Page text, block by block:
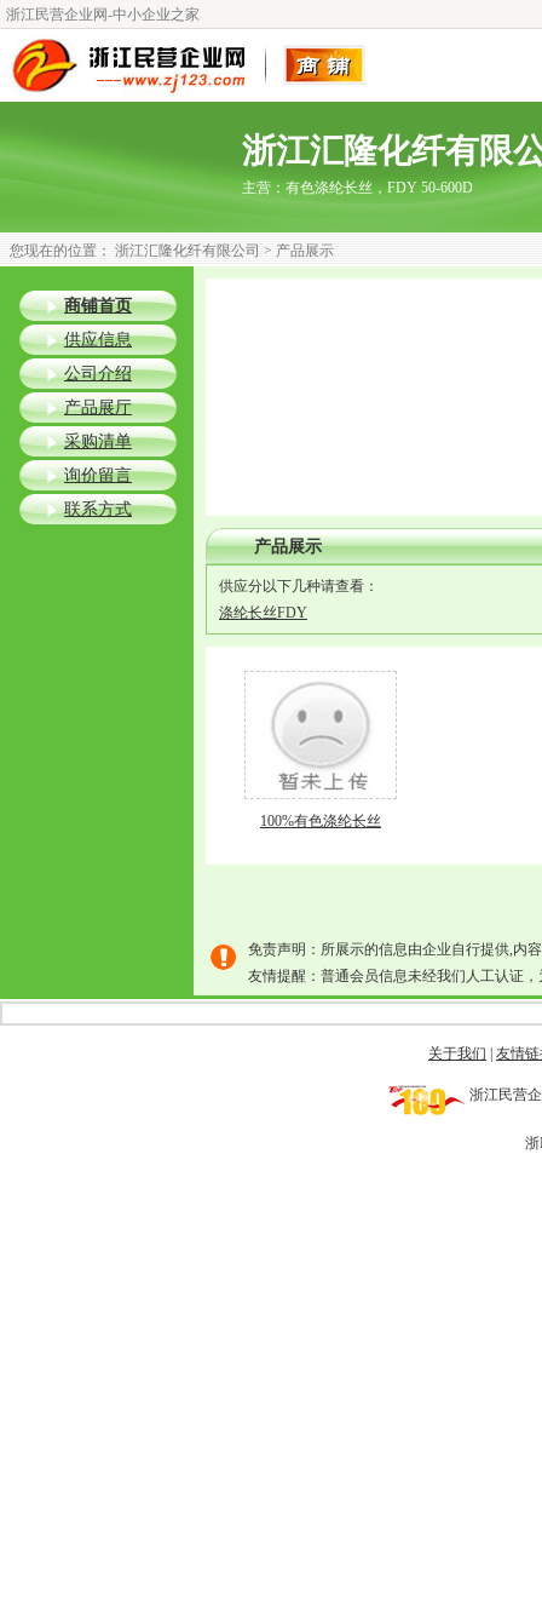
浙江民营企业网-中小企业之家
浙江汇隆化纤有限
主营： 有色涤纶长丝，FDY 50-600D
您现在的位置： 浙江汇隆化纤有限公司 > 产品展示
产品展示
供应分以下几种请查看：
涤纶长丝FDY
100%有色涤纶长丝
免责声明：所展示的信息由企业自行提供,内
友情提醒：普通会员信息未经我们人工认证
商铺首页
供应信息
公司介绍
产品展厅
采购清单
询价留言
联系方式
关于我们 友情
浙江民营
浙